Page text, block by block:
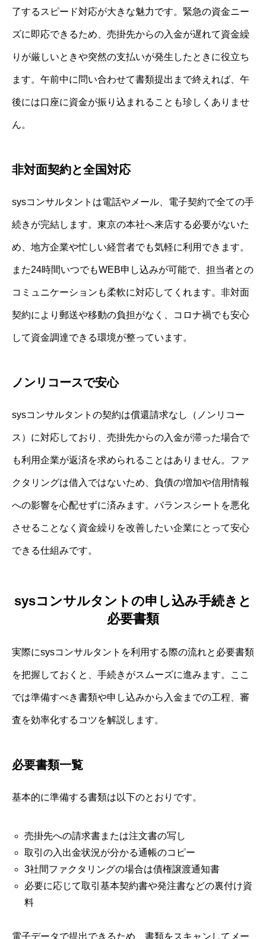
了するスピード対応が大きな魅力です。緊急の資金ニー
ズに即応できるため、売掛先からの入金が遅れて資金繰
りが厳しいときや突然の支払いが発生したときに役立ち
ます。午前中に問い合わせて書類提出まで終えれば、午
後には口座に資金が振り込まれることも珍しくありませ
ん。
非対面契約と全国対応
sysコンサルタントは電話やメール、電子契約で全ての手
続きが完結します。東京の本社へ来店する必要がないた
め、地方企業や忙しい経営者でも気軽に利用できます。
また24時間いつでもWEB申し込みが可能で、担当者との
コミュニケーションも柔軟に対応してくれます。非対面
契約により郵送や移動の負担がなく、コロナ禍でも安心
して資金調達できる環境が整っています。
ノンリコースで安心
sysコンサルタントの契約は償還請求なし（ノンリコー
ス）に対応しており、売掛先からの入金が滞った場合で
も利用企業が返済を求められることはありません。ファ
クタリングは借入ではないため、負債の増加や信用情報
への影響を心配せずに済みます。バランスシートを悪化
させることなく資金繰りを改善したい企業にとって安心
できる仕組みです。
sysコンサルタントの申し込み手続きと
必要書類
実際にsysコンサルタントを利用する際の流れと必要書類
を把握しておくと、手続きがスムーズに進みます。ここ
では準備すべき書類や申し込みから入金までの工程、審
査を効率化するコツを解説します。
必要書類一覧
基本的に準備する書類は以下のとおりです。
売掛先への請求書または注文書の写し
取引の入出金状況が分かる通帳のコピー
3社間ファクタリングの場合は債権譲渡通知書
必要に応じて取引基本契約書や発注書などの裏付け資
料
電子データで提出できるため、書類をスキャンしてメー